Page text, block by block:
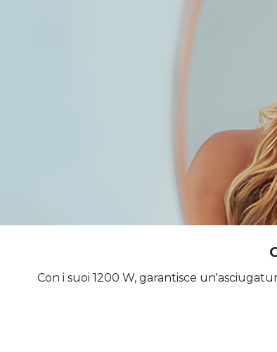
Con i suoi 1200 W, garantisce